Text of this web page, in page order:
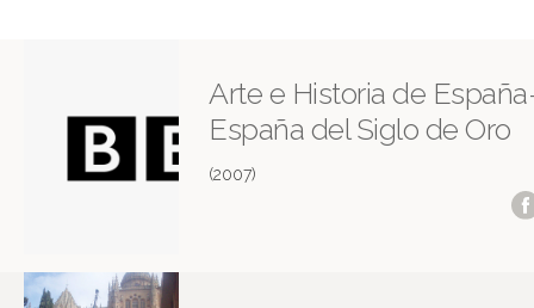
Arte e Historia de
España del Siglo de Oro
(2007)